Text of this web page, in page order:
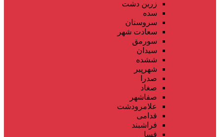
زرین دشت
سده
سروستان
سعادت شهر
سورمق
سیدان
ششده
شهرپیر
صدرا
صغاد
صفاشهر
علامرودشت
فدامی
فراشبند
فسا